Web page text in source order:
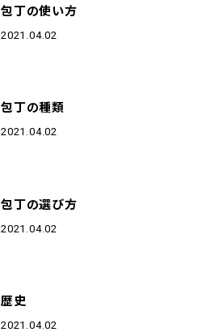
包丁の使い方
2021.04.02
包丁の種類
2021.04.02
包丁の選び方
2021.04.02
歴史
2021.04.02